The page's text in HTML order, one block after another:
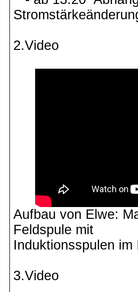
2.Video
Aufbau von Elwe:
Feldspule mit
Induktionsspulen im
3.Video